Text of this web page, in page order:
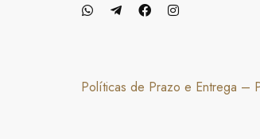
Políticas de Prazo e Entrega –